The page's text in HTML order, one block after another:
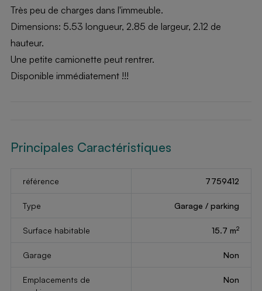
Très peu de charges dans l'immeuble.
Dimensions: 5.53 longueur, 2.85 de largeur, 2.12 de
hauteur.
Une petite camionette peut rentrer.
Disponible immédiatement !!!
Principales Caractéristiques
référence 7759412
Type Garage / parking
Surface habitable 15.7 m2
Garage Non
Emplacements de
Non